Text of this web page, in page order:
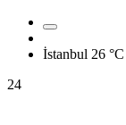
İstanbul 26 °C
24